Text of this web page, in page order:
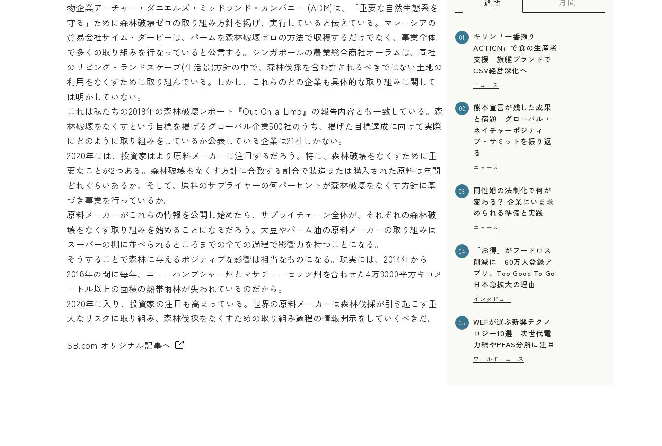
物企業アーチャー・ダニエルズ・ミッドランド・カンパニー (ADM)は、「重要な自然生態系を
守る」ために森林破壊ゼロの取り組み方針を掲げ、実行していると伝えている。マレーシアの
貿易会社サイム・ダービーは、パームを森林破壊ゼロの方法で収穫するだけでなく、事業全体
で多くの取り組みを行なっていると公言する。シンガポールの農業総合商社オーラムは、同社
のリビング・ランドスケープ(生活景)方針の中で、森林伐採を含む許されるべきではない土地の
利用をなくすために取り組んでいる。しかし、これらのどの企業も具体的な取り組みに関して
は明かしていない。
これは私たちの2019年の森林破壊レポート『Out On a Limb』の報告内容とも一致している。森
林破壊をなくすという目標を掲げるグローバル企業500社のうち、掲げた目標達成に向けて実際
にどのように取り組みをしているか公表している企業は21社しかない。
2020年には、投資家はより原料メーカーに注目するだろう。特に、森林破壊をなくすために重
要なことが2つある。森林破壊をなくす方針に合致する割合で製造または購入された原料は年間
どれぐらいあるか。そして、原料のサプライヤーの何パーセントが森林破壊をなくす方針に基
づき事業を行っているか。
原料メーカーがこれらの情報を公開し始めたら、サプライチェーン全体が、それぞれの森林破
壊をなくす取り組みを始めることになるだろう。大豆やパーム油の原料メーカーの取り組みは
スーパーの棚に並べられるところまでの全ての過程で影響力を持つことになる。
そうすることで森林に与えるポジティブな影響は相当なものになる。現実には、2014年から
2018年の間に毎年、ニューハンプシャー州とマサチューセッツ州を合わせた4万3000平方キロメ
ートル以上の面積の熱帯雨林が失われているのだから。
2020年に入り、投資家の注目も高まっている。世界の原料メーカーは森林伐採が引き起こす重
大なリスクに取り組み、森林伐採をなくすための取り組み過程の情報開示をしていくべきだ。
SB.com オリジナル記事へ
01
キリン「一番搾り
ACTION」で食の生産者
支援 旗艦ブランドで
CSV経営深化へ
ニュース
02
熊本宣言が残した成果
と宿題 グローバル・
ネイチャーポジティ
ブ・サミットを振り返
る
ニュース
03
同性婚の法制化で何が
変わる？ 企業にいま求
められる準備と実践
ニュース
04
「お得」がフードロス
削減に 60万人登録ア
プリ、Too Good To Go
日本急拡大の理由
インタビュー
05
WEFが選ぶ新興テクノ
ロジー10選 次世代電
力網やPFAS分解に注目
ワールドニュース